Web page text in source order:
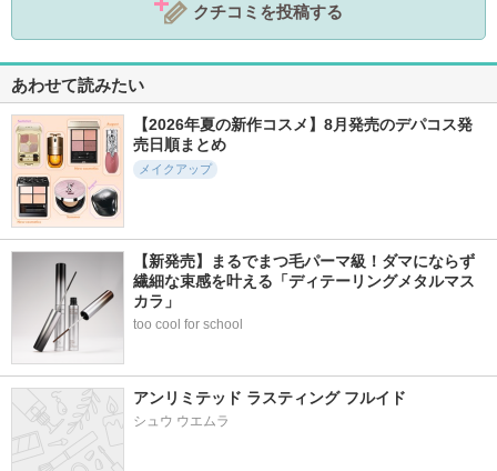
クチコミを投稿する
あわせて読みたい
【2026年夏の新作コスメ】8月発売のデパコス発
売日順まとめ
メイクアップ
【新発売】まるでまつ毛パーマ級！ダマにならず
繊細な束感を叶える「ディテーリングメタルマス
カラ」
too cool for school
アンリミテッド ラスティング フルイド
シュウ ウエムラ